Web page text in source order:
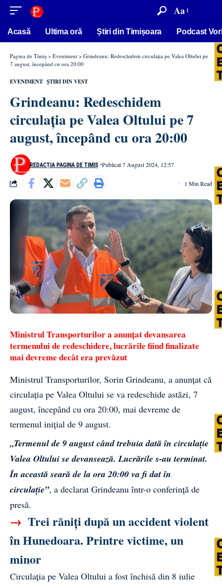
conținut Aa
Acasă Ultima oră Știri din Timișoara Podcast
Pagina de Timiș > Eveniment > Grindeanu: Redeschidem circulația pe Valea Oltului pe
7 august, începând cu ora 20:00
EVENIMENT ȘTIRI DIN VEST
Grindeanu: Redeschidem
circulația pe Valea Oltului pe 7
august, începând cu ora 20:00
REDACȚIA PAGINA DE TIMIȘ Publicat 7 August 2024, 12:57
1 Min Read
Ministrul Transporturilor a anunțat devansarea
termenului de redeschidere, lucrările fiind finalizate
mai devreme decât era prevăzut
Ministrul Transporturilor, Sorin Grindeanu, a anunțat că
circulația pe Valea Oltului se va redeschide astăzi, 7
august, începând cu ora 20:00, mai devreme de
termenul inițial de 9 august.
„Termenul de 9 august când trebuia dată în circulație
Valea Oltului se devansează. Lucrările s-au terminat.
În această seară de la ora 20:00 va fi dat în
circulație”, a declarat Grindeanu într-o conferință de
presă.
→ Trei răniți după un accident violent
în Hunedoara. Printre victime, un
minor
Circulația pe Valea Oltului a fost închisă din 8 iulie